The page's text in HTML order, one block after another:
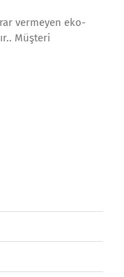
vermeyen eko-
Müşteri